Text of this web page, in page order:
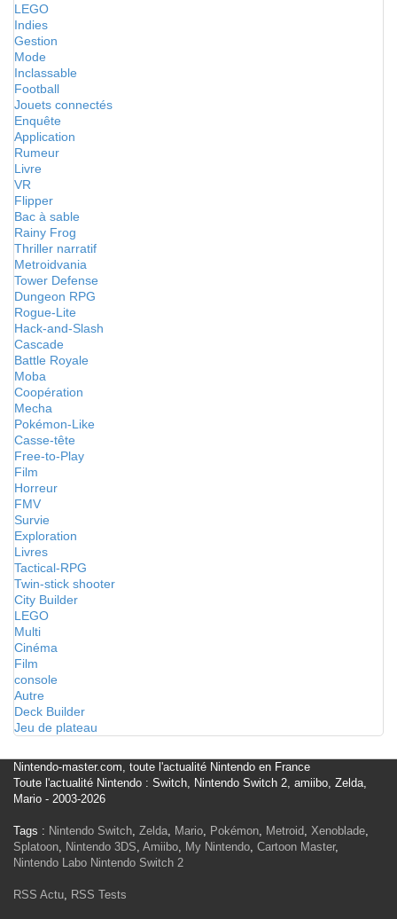
LEGO
Indies
Gestion
Mode
Inclassable
Football
Jouets connectés
Enquête
Application
Rumeur
Livre
VR
Flipper
Bac à sable
Rainy Frog
Thriller narratif
Metroidvania
Tower Defense
Dungeon RPG
Rogue-Lite
Hack-and-Slash
Cascade
Battle Royale
Moba
Coopération
Mecha
Pokémon-Like
Casse-tête
Free-to-Play
Film
Horreur
FMV
Survie
Exploration
Livres
Tactical-RPG
Twin-stick shooter
City Builder
LEGO
Multi
Cinéma
Film
console
Autre
Deck Builder
Jeu de plateau
Nintendo-master.com, toute l'actualité Nintendo en France
Toute l'actualité Nintendo : Switch, Nintendo Switch 2, amiibo, Zelda,
Mario - 2003-2026
Tags : Nintendo Switch, Zelda, Mario, Pokémon, Metroid, Xenoblade,
Splatoon, Nintendo 3DS, Amiibo, My Nintendo, Cartoon Master,
Nintendo Labo Nintendo Switch 2
RSS Actu, RSS Tests